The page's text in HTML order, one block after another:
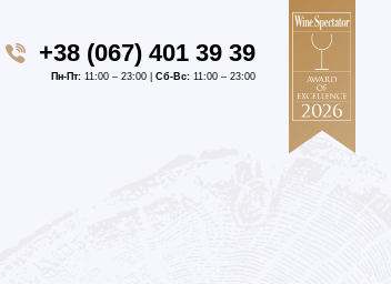
+38 (067) 401 39 39
Пн-Пт: 11:00 – 23:00 | Сб-Вс: 11:00 – 23:00